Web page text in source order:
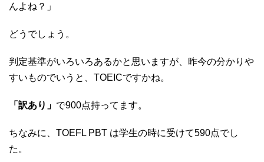
んよね？」
どうでしょう。
判定基準がいろいろあるかと思いますが、昨今の分かりや
すいものでいうと、TOEICですかね。
「訳あり」 で900点持ってます。
ちなみに、TOEFL PBT は学生の時に受けて590点でし
た。